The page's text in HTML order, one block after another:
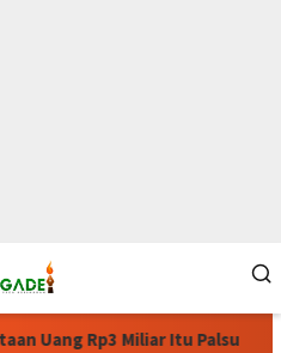
Miliar Itu Palsu